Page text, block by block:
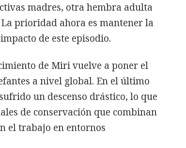
madres, otra hembra adulta
prioridad ahora es mantener la
de este episodio.
de Miri vuelve a poner el
a nivel global. En el último
un descenso drástico, lo que
de conservación que combinan
el trabajo en entornos